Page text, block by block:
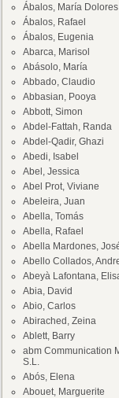
Ábalos, María Dolores
Ábalos, Rafael
Ábalos, Eugenia
Abarca, Marisol
Abásolo, María
Abbado, Claudio
Abbasian, Pooya
Abbott, Simon
Abdel-Fattah, Randa
Abdel-Qadir, Ghazi
Abedi, Isabel
Abel, Jessica
Abel Prot, Viviane
Abeleira, Juan
Abella, Tomás
Abella, Rafael
Abella Mardones,
Abello Collados,
Abeyà Lafontana,
Abia, David
Abio, Carlos
Abirached, Zeina
Ablett, Barry
abm Communication
S.L.
Abós, Elena
Abouet, Marguerite